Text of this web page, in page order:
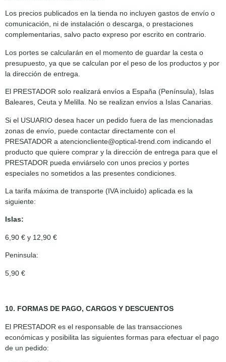
Los precios publicados en la tienda no incluyen gastos de envío o
comunicación, ni de instalación o descarga, o prestaciones
complementarias, salvo pacto expreso por escrito en contrario.
Los portes se calcularán en el momento de guardar la cesta o
presupuesto, ya que se calculan por el peso de los productos y por
la dirección de entrega.
El PRESTADOR solo realizará envíos a España (Península), Islas
Baleares, Ceuta y Melilla. No se realizan envíos a Islas Canarias.
Si el USUARIO desea hacer un pedido fuera de las mencionadas
zonas de envío, puede contactar directamente con el
PRESATADOR a atencioncliente@optical-trend.com indicando el
producto que quiere comprar y la dirección de entrega para que el
PRESTADOR pueda enviárselo con unos precios y portes
especiales no sometidos a las presentes condiciones.
La tarifa máxima de transporte (IVA incluido) aplicada es la
siguiente:
Islas:
6,90 € y 12,90 €
Peninsula:
5,90 €
10. FORMAS DE PAGO, CARGOS Y DESCUENTOS
El PRESTADOR es el responsable de las transacciones
económicas y posibilita las siguientes formas para efectuar el pago
de un pedido: